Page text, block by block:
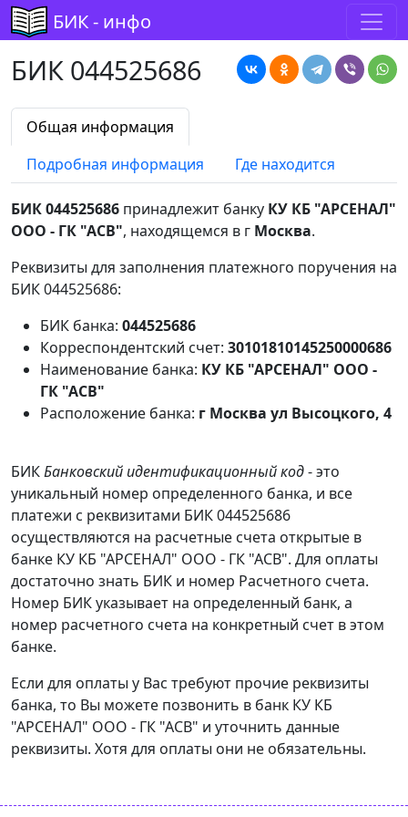
БИК - инфо
БИК 044525686
Общая информация
Подробная информация
Где находится
БИК 044525686 принадлежит банку КУ КБ "АРСЕНАЛ"
ООО - ГК "АСВ", находящемся в г Москва.
Реквизиты для заполнения платежного поручения на
БИК 044525686:
БИК банка: 044525686
Корреспондентский счет: 30101810145250000686
Наименование банка: КУ КБ "АРСЕНАЛ" ООО -
ГК "АСВ"
Расположение банка: г Москва ул Высоцкого, 4
БИКБанковский идентификационный код- это
уникальный номер определенного банка, и все
платежи с реквизитами БИК 044525686
осуществляются на расчетные счета открытые в
банке КУ КБ "АРСЕНАЛ" ООО - ГК "АСВ". Для оплаты
достаточно знать БИК и номер Расчетного счета.
Номер БИК указывает на определенный банк, а
номер расчетного счета на конкретный счет в этом
банке.
Если для оплаты у Вас требуют прочие реквизиты
банка, то Вы можете позвонить в банк КУ КБ
"АРСЕНАЛ" ООО - ГК "АСВ" и уточнить данные
реквизиты. Хотя для оплаты они не обязательны.